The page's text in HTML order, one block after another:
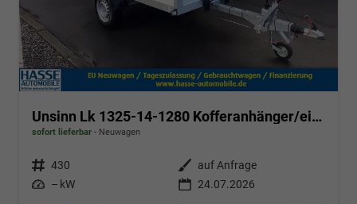
Unsinn Lk 1325-14-1280 Kofferanhänger/einachser
sofort lieferbar Neuwagen
Fahrzeugnr. 430 Außenfarbe
auf Anfrage
Leistung – kW 24.07.2026